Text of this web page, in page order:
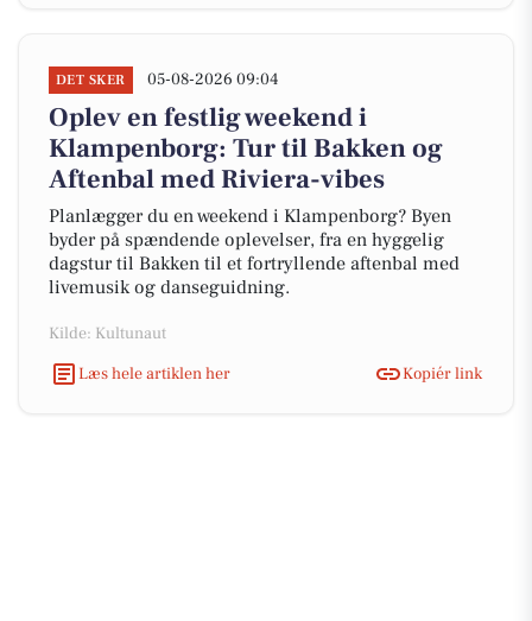
DET SKER 05-08-2026 09:04
Oplev en festlig weekend i
Klampenborg: Tur til Bakken og
Aftenbal med Riviera-vibes
Planlægger du en weekend i Klampenborg? Byen
byder på spændende oplevelser, fra en hyggelig
dagstur til Bakken til et fortryllende aftenbal med
livemusik og danseguidning.
Kilde: Kultunaut
Læs hele artiklen her
Kopiér link